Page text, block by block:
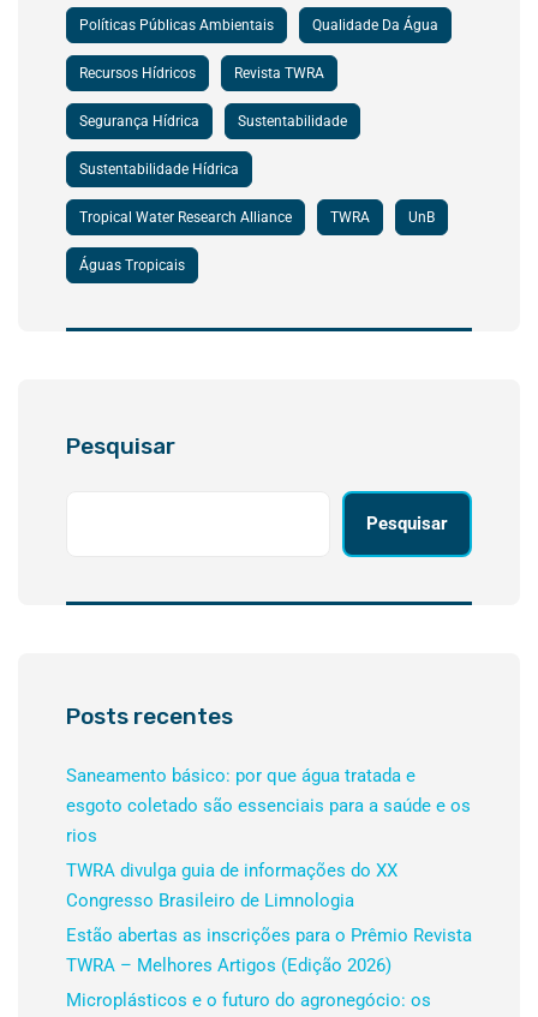
Políticas Públicas Ambientais Qualidade Da Água
Recursos Hídricos Revista TWRA
Segurança Hídrica Sustentabilidade
Sustentabilidade Hídrica
Tropical Water Research Alliance TWRA UnB
Águas Tropicais
Pesquisar
Pesquisar
Posts recentes
Saneamento básico: por que água tratada e
esgoto coletado são essenciais para a saúde e os
rios
TWRA divulga guia de informações do XX
Congresso Brasileiro de Limnologia
Estão abertas as inscrições para o Prêmio Revista
TWRA – Melhores Artigos (Edição 2026)
Microplásticos e o futuro do agronegócio: os